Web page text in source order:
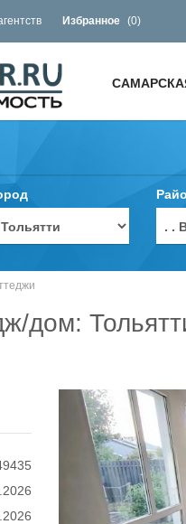
Избранное (0)
. .
дом: